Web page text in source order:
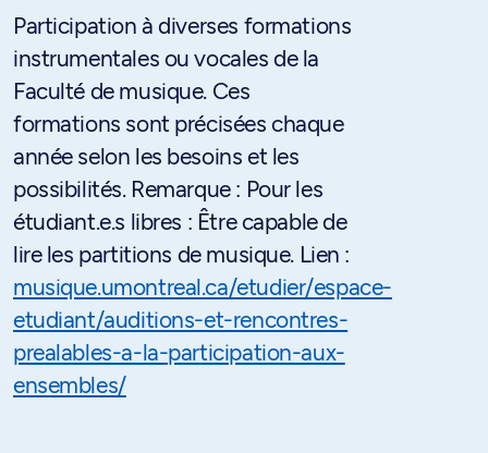
Participation à diverses formations
instrumentales ou vocales de la
Faculté de musique. Ces
formations sont précisées chaque
année selon les besoins et les
possibilités. Remarque : Pour les
étudiant.e.s libres : Être capable de
lire les partitions de musique. Lien :
musique.umontreal.ca/etudier/espace-
etudiant/auditions-et-rencontres-
prealables-a-la-participation-aux-
ensembles/